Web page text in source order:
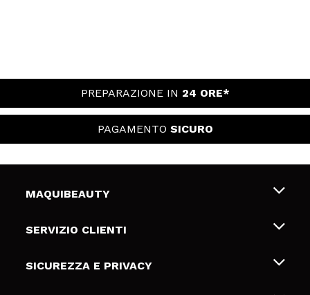
PREPARAZIONE IN 24 ORE*
PAGAMENTO SICURO
MAQUIBEAUTY
Chi siamo
Gift Cards
SERVIZIO CLIENTI
Spedizioni & Resi
SICUREZZA E PRIVACY